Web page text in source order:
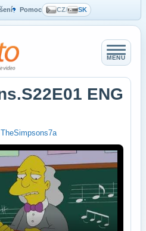
Pomoc CZ/ SK
MENU
ENG
TheSimpsons7a